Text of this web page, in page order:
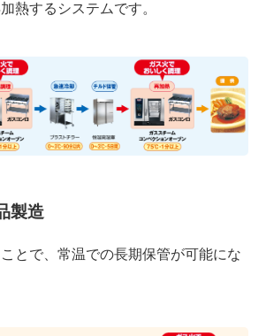
熱するシステムです。
製造
とで、常温での長期保管が可能にな